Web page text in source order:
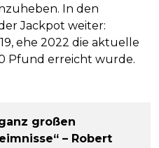
In den
Jackpot weiter:
ehe 2022 die aktuelle
Pfund erreicht wurde.
großen
– Robert